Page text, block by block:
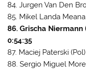
84. Jurgen Van Den
85. Mikel Landa
86. Grischa
0:54:35
87. Maciej Paterski
88. Sergio Miguel